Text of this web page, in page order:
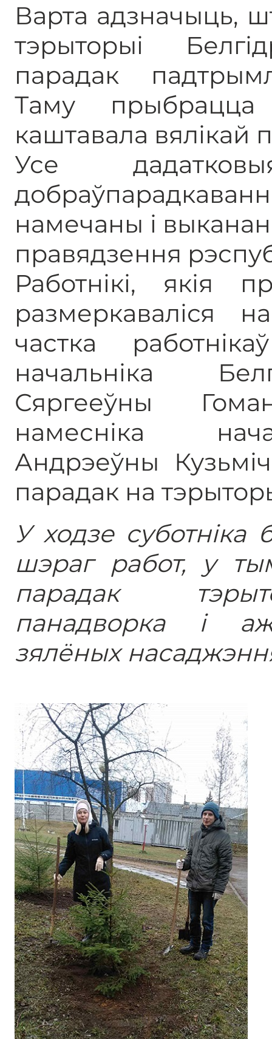
Варта адзначыць,
тэрыторыі
парадак
Таму
каштавала вялікай
Усе
намечаны і
правядзення
Работнікі, якія
размеркаваліся
частка
начальніка
Сяргееўны
намесніка
Андрэеўны
парадак на
У ходзе
шэраг работ, у
парадак
панадворка і
зялёных